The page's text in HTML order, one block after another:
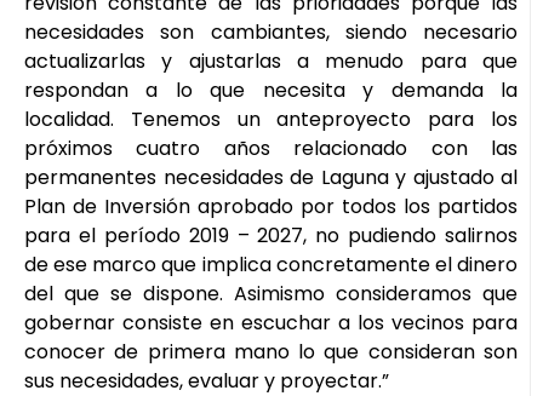
necesidades son cambiantes, siendo necesario
actualizarlas y ajustarlas a menudo para que
respondan a lo que necesita y demanda la
localidad. Tenemos un anteproyecto para los
próximos cuatro años relacionado con las
permanentes necesidades de Laguna y ajustado al
Plan de Inversión aprobado por todos los partidos
para el período 2019 – 2027, no pudiendo salirnos
de ese marco que implica concretamente el dinero
del que se dispone. Asimismo consideramos que
gobernar consiste en escuchar a los vecinos para
conocer de primera mano lo que consideran son
sus necesidades, evaluar y proyectar.”